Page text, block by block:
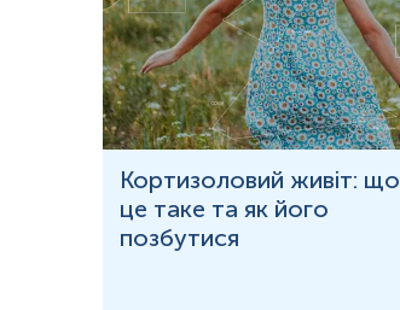
Кортизоловий живіт: що
це таке та як його
позбутися